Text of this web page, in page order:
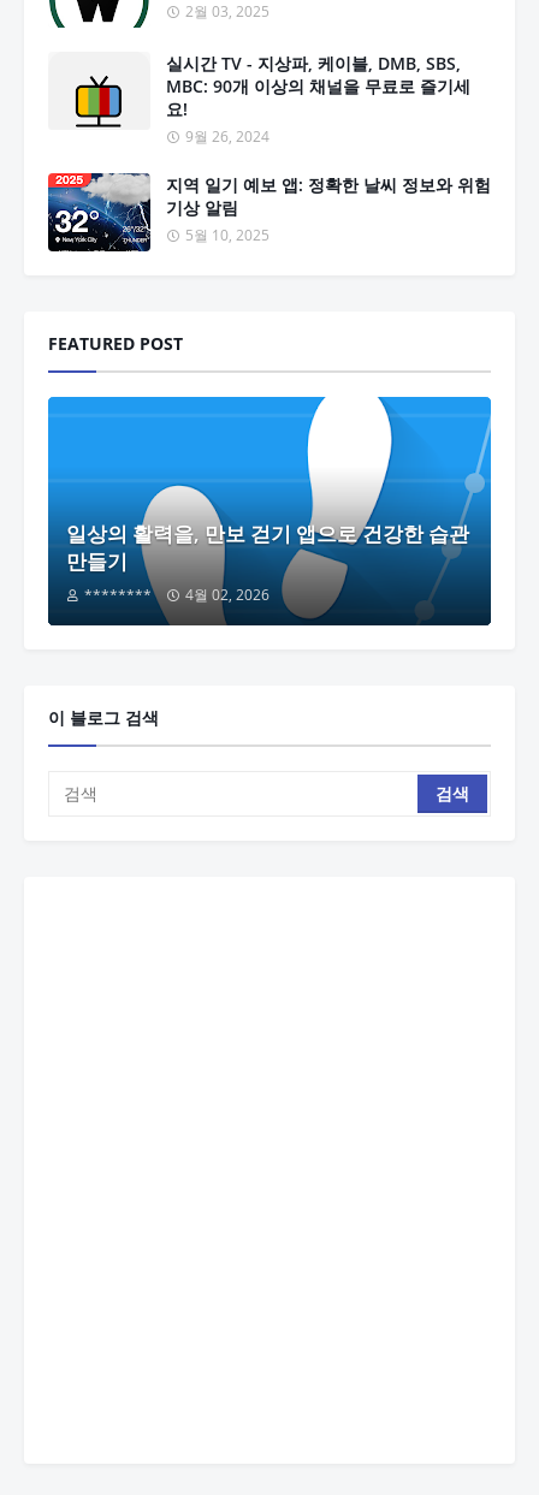
2월 03, 2025
실시간 TV - 지상파, 케이블, DMB, SBS,
MBC: 90개 이상의 채널을 무료로 즐기세
요!
9월 26, 2024
지역 일기 예보 앱: 정확한 날씨 정보와 위험
기상 알림
5월 10, 2025
FEATURED POST
일상의 활력을, 만보 걷기 앱으로 건강한 습관
만들기
******** 4월 02, 2026
이 블로그 검색